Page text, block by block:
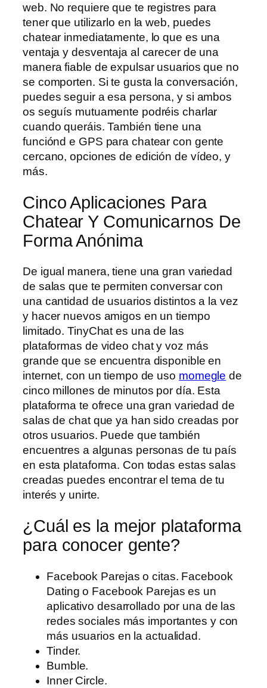
web. No requiere que te registres para
tener que utilizarlo en la web, puedes
chatear inmediatamente, lo que es una
ventaja y desventaja al carecer de una
manera fiable de expulsar usuarios que no
se comporten. Si te gusta la conversación,
puedes seguir a esa persona, y si ambos
os seguís mutuamente podréis charlar
cuando queráis. También tiene una
funciónd e GPS para chatear con gente
cercano, opciones de edición de vídeo, y
más.
Cinco Aplicaciones Para
Chatear Y Comunicarnos De
Forma Anónima
De igual manera, tiene una gran variedad
de salas que te permiten conversar con
una cantidad de usuarios distintos a la vez
y hacer nuevos amigos en un tiempo
limitado. TinyChat es una de las
plataformas de video chat y voz más
grande que se encuentra disponible en
internet, con un tiempo de uso momegle de
cinco millones de minutos por día. Esta
plataforma te ofrece una gran variedad de
salas de chat que ya han sido creadas por
otros usuarios. Puede que también
encuentres a algunas personas de tu país
en esta plataforma. Con todas estas salas
creadas puedes encontrar el tema de tu
interés y unirte.
¿Cuál es la mejor plataforma
para conocer gente?
Facebook Parejas o citas. Facebook
Dating o Facebook Parejas es un
aplicativo desarrollado por una de las
redes sociales más importantes y con
más usuarios en la actualidad.
Tinder.
Bumble.
Inner Circle.